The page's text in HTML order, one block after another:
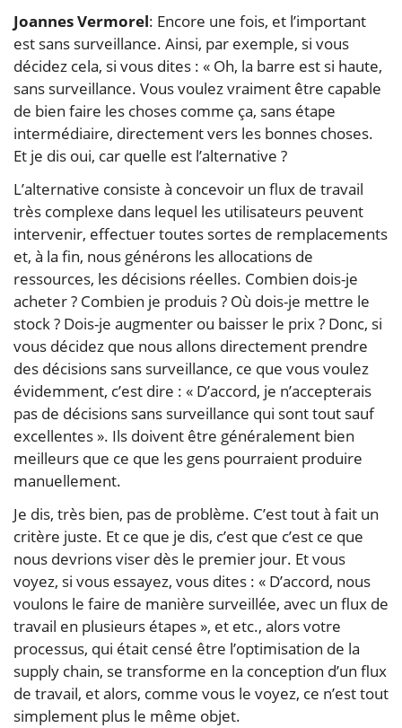
Joannes Vermorel: Encore une fois, et l’important
est sans surveillance. Ainsi, par exemple, si vous
décidez cela, si vous dites : « Oh, la barre est si haute,
sans surveillance. Vous voulez vraiment être capable
de bien faire les choses comme ça, sans étape
intermédiaire, directement vers les bonnes choses.
Et je dis oui, car quelle est l’alternative ?
L’alternative consiste à concevoir un flux de travail
très complexe dans lequel les utilisateurs peuvent
intervenir, effectuer toutes sortes de remplacements
et, à la fin, nous générons les allocations de
ressources, les décisions réelles. Combien dois-je
acheter ? Combien je produis ? Où dois-je mettre le
stock ? Dois-je augmenter ou baisser le prix ? Donc, si
vous décidez que nous allons directement prendre
des décisions sans surveillance, ce que vous voulez
évidemment, c’est dire : « D’accord, je n’accepterais
pas de décisions sans surveillance qui sont tout sauf
excellentes ». Ils doivent être généralement bien
meilleurs que ce que les gens pourraient produire
manuellement.
Je dis, très bien, pas de problème. C’est tout à fait un
critère juste. Et ce que je dis, c’est que c’est ce que
nous devrions viser dès le premier jour. Et vous
voyez, si vous essayez, vous dites : « D’accord, nous
voulons le faire de manière surveillée, avec un flux de
travail en plusieurs étapes », et etc., alors votre
processus, qui était censé être l’optimisation de la
supply chain, se transforme en la conception d’un flux
de travail, et alors, comme vous le voyez, ce n’est tout
simplement plus le même objet.